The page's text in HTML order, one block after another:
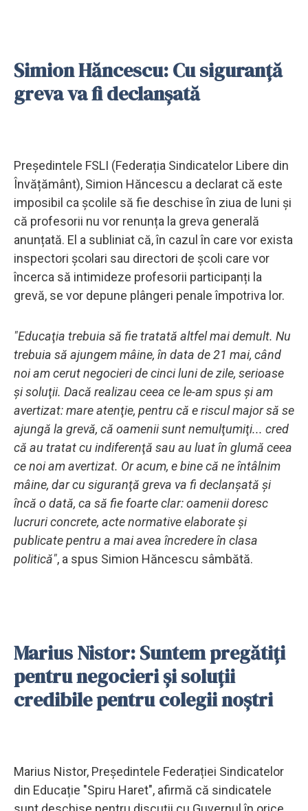
Simion Hăncescu: Cu siguranţă
greva va fi declanşată
Președintele FSLI (Federația Sindicatelor Libere din
Învățământ), Simion Hăncescu a declarat că este
imposibil ca școlile să fie deschise în ziua de luni și
că profesorii nu vor renunța la greva generală
anunțată. El a subliniat că, în cazul în care vor exista
inspectori școlari sau directori de școli care vor
încerca să intimideze profesorii participanți la
grevă, se vor depune plângeri penale împotriva lor.
"Educaţia trebuia să fie tratată altfel mai demult. Nu
trebuia să ajungem mâine, în data de 21 mai, când
noi am cerut negocieri de cinci luni de zile, serioase
şi soluţii. Dacă realizau ceea ce le-am spus şi am
avertizat: mare atenţie, pentru că e riscul major să se
ajungă la grevă, că oamenii sunt nemulţumiţi... cred
că au tratat cu indiferenţă sau au luat în glumă ceea
ce noi am avertizat. Or acum, e bine că ne întâlnim
mâine, dar cu siguranţă greva va fi declanşată şi
încă o dată, ca să fie foarte clar: oamenii doresc
lucruri concrete, acte normative elaborate şi
publicate pentru a mai avea încredere în clasa
politică", a spus Simion Hăncescu sâmbătă.
Marius Nistor: Suntem pregătiţi
pentru negocieri și soluţii
credibile pentru colegii noştri
Marius Nistor, Președintele Federației Sindicatelor
din Educație "Spiru Haret", afirmă că sindicatele